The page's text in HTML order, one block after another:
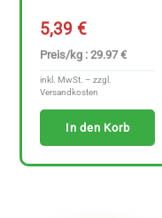
5,39€
Preis/kg : 29.97 €
inkl. MwSt. – zzgl.
Versandkosten
In den Korb